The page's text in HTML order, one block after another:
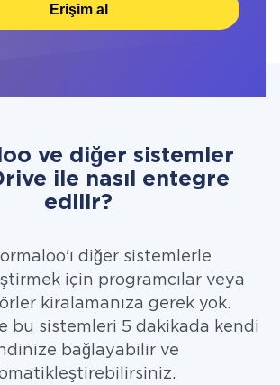
Erişim al
ve diğer sistemler
ile nasıl entegre
edilir?
diğer sistemlerle
için programcılar veya
kiralamanıza gerek yok.
bu sistemleri 5 dakikada kendi
bağlayabilir ve